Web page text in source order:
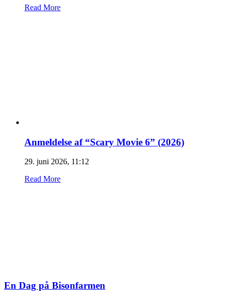
Read More
Anmeldelse af “Scary Movie 6” (2026)
29. juni 2026, 11:12
Read More
En Dag på Bisonfarmen